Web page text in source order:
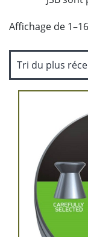
Affichage de